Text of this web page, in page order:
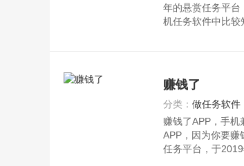
年的悬赏任务平
机任务软件中比
赚钱了
分类： 做任务软件
赚钱了APP，手机
APP，因为你要赚
任务平台，于